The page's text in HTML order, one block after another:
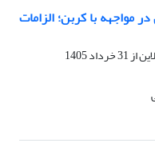
مواجهه با کربن؛ الزامات
از31 خرداد 1405